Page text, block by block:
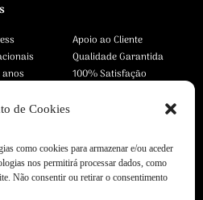
de Cookies
como cookies para armazenar e/ou aceder
nos permitirá processar dados, como
Não consentir ou retirar o consentimento
Apoio ao Cliente
Qualidade Garantida
100% Satisfação